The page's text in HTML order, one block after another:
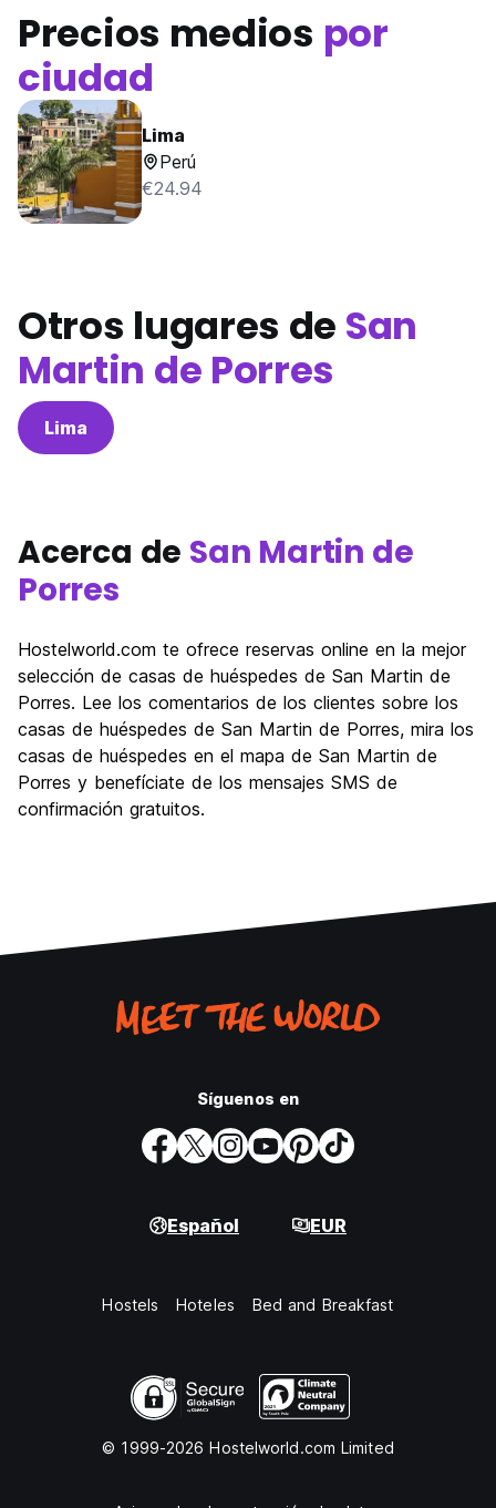
Precios medios por
ciudad
Lima
Perú
€24.94
Otros lugares de San
Martin de Porres
Lima
Acerca de San Martin de
Porres
Hostelworld.com te ofrece reservas online en la mejor
selección de casas de huéspedes de San Martin de
Porres. Lee los comentarios de los clientes sobre los
casas de huéspedes de San Martin de Porres, mira los
casas de huéspedes en el mapa de San Martin de
Porres y benefíciate de los mensajes SMS de
confirmación gratuitos.
Síguenos en
Español EUR
Hostels Hoteles Bed and Breakfast
© 1999-2026 Hostelworld.com Limited